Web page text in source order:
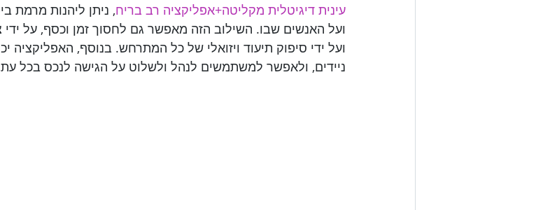
עינית דיגיטלית מקליטה+אפליקציה רב בריח, ניתן ליהנות מרמת
ועל האנשים שבו. השילוב הזה מאפשר גם לחסוך זמן וכסף, על
ועל ידי סיפוק תיעוד ויזואלי של כל המתרחש. בנוסף, האפליקציה
ניידים, ולאפשר למשתמשים לנהל ולשלוט על הגישה לנכס בכל